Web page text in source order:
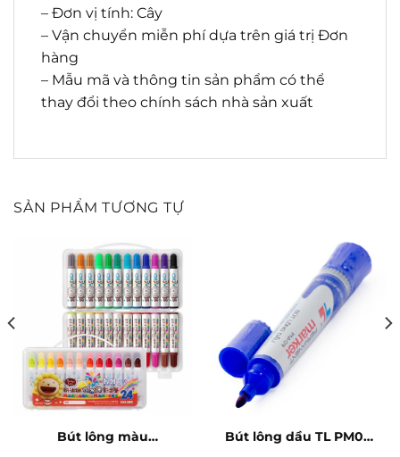
– Đơn vị tính: Cây
– Vận chuyển miễn phí dựa trên giá trị Đơn
hàng
– Mẫu mã và thông tin sản phẩm có thể
thay đổi theo chính sách nhà sản xuất
SẢN PHẨM TƯƠNG TỰ
Bút lông màu
Bút lông dầu TL PM09